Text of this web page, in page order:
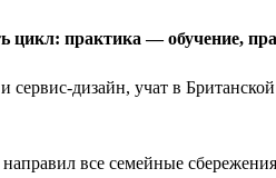
цикл: практика — обучение,
дизайн, учат в
все семейные